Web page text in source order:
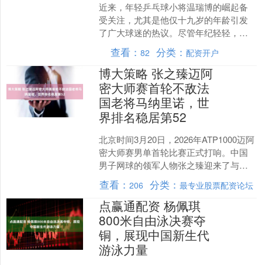
近来，年轻乒乓球小将温瑞博的崛起备
受关注，尤其是他仅十九岁的年龄引发
了广大球迷的热议。尽管年纪轻轻，温
瑞博却展现出远超同龄人的成熟和稳定
表现，这令不少人对他的实....
查看：82 分类：配资开户
博大策略 张之臻迈阿
密大师赛首轮不敌法
国老将马纳里诺，世
界排名稳居第52
北京时间3月20日，2026年ATP1000迈阿
密大师赛男单首轮比赛正式打响。中国
男子网球的领军人物张之臻迎来了与法
国经验丰富选手马纳里诺的较量。经过
激烈对抗，....
查看： 206 分类： 最专业股票配资论坛
点赢通配资 杨佩琪
800米自由泳决赛夺
铜，展现中国新生代
游泳力量